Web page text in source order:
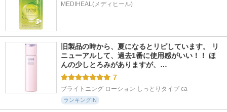
MEDIHEAL(メディヒール)
旧製品の時から、夏になるとリピしています。 リ
ニューアルして、過去1番に使用感がいい！！ ほ
んの少しとろみがありますが、…
7
ブライトニング ローション しっとりタイプ ca
ランキングIN